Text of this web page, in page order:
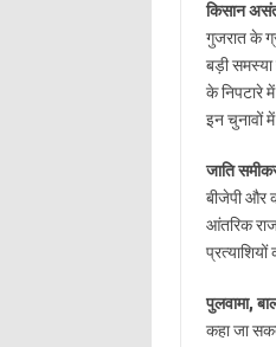
किसान
गुजरात के
बड़ी समस्‍या
के निपटारे
इन चुनावों
जाति
बीजेपी और
आंतरिक
पुलवामा,
कहा जा